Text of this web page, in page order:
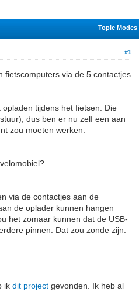
Topic Modes
#1
fietscomputers via de 5 contactjes
tijdens het fietsen. Die
dus ben er nu zelf een aan
zou moeten werken.
via de contactjes aan de
de oplader kunnen hangen
het zomaar kunnen dat de USB-
pinnen. Dat zou zonde zijn.
ikdit project gevonden. Ik heb al